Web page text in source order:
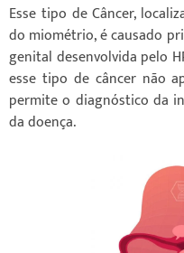
Esse tipo de Câncer,
do miométrio, é causado
genital desenvolvida pelo
esse tipo de câncer não
permite o diagnóstico da
da doença.